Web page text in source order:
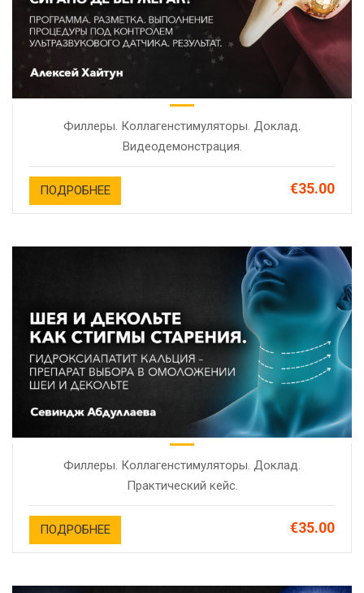
Филлеры. Коллагенстимуляторы. Доклад.
Видеодемонстрация.
ПОДРОБНЕЕ €35.00
Филлеры. Коллагенстимуляторы. Доклад.
Практический кейс.
ПОДРОБНЕЕ €35.00